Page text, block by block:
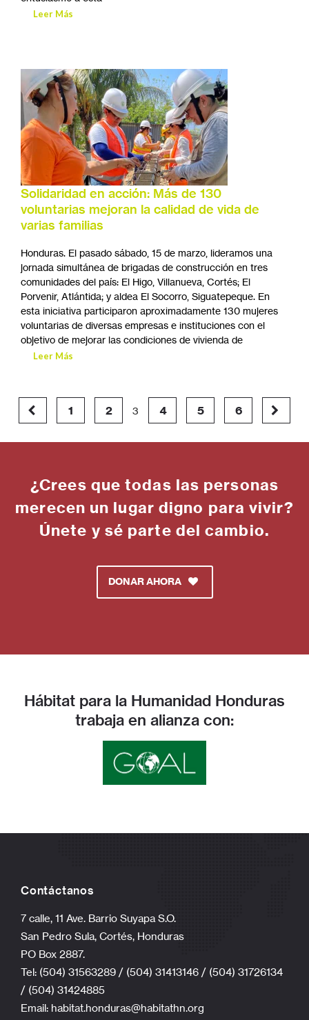
Leer Más
Solidaridad en acción: Más de 130
voluntarias mejoran la calidad de vida de
varias familias
Honduras. El pasado sábado, 15 de marzo, lideramos una
jornada simultánea de brigadas de construcción en tres
comunidades del país: El Higo, Villanueva, Cortés; El
Porvenir, Atlántida; y aldea El Socorro, Siguatepeque. En
esta iniciativa participaron aproximadamente 130 mujeres
voluntarias de diversas empresas e instituciones con el
objetivo de mejorar las condiciones de vivienda de
Leer Más
1 2 3 4 5 6
¿Crees que todas las personas
merecen un lugar digno para vivir?
Únete y sé parte del cambio.
DONAR AHORA
Hábitat para la Humanidad Honduras
trabaja en alianza con:
Contáctanos
7 calle, 11 Ave. Barrio Suyapa S.O.
San Pedro Sula, Cortés, Honduras
PO Box 2887.
Tel: (504) 31563289 / (504) 31413146 / (504) 31726134
/ (504) 31424885
Email: habitat.honduras@habitathn.org